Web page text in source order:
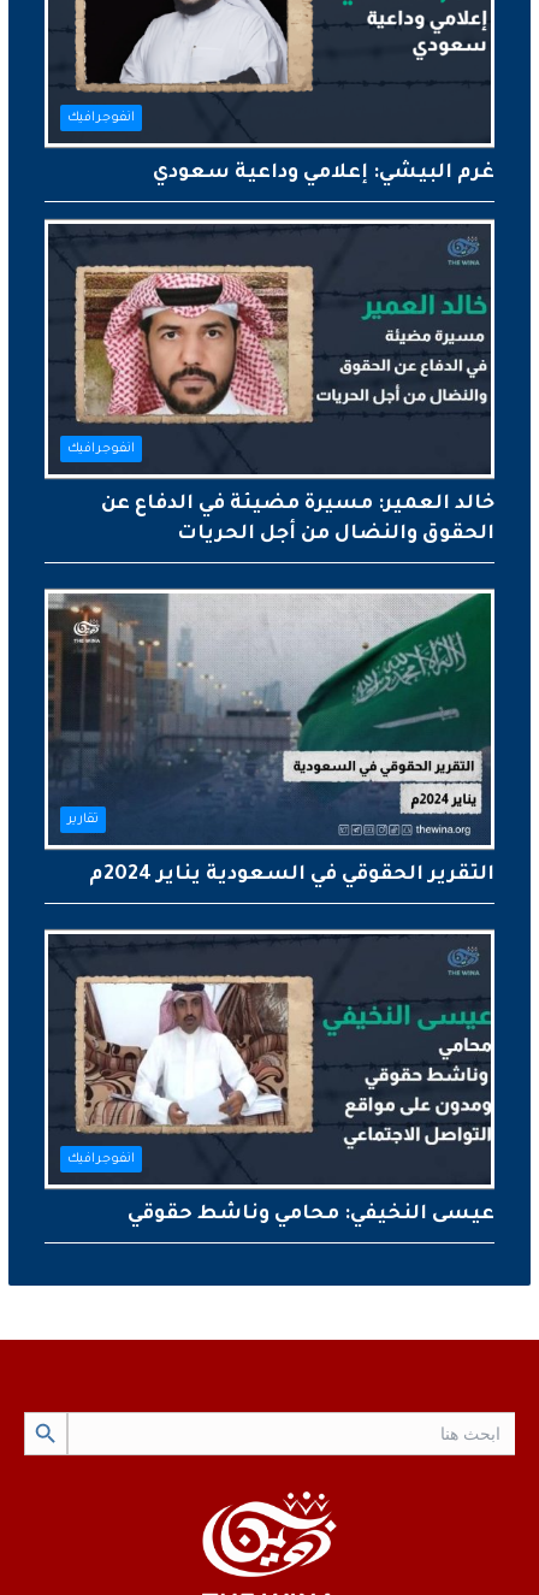
انفوجرافيك
غرم البيشي: إعلامي وداعية سعودي
انفوجرافيك
خالد العمير: مسيرة مضيئة في الدفاع عن
الحقوق والنضال من أجل الحريات
تقارير
التقرير الحقوقي في السعودية يناير 2024م
انفوجرافيك
عيسى النخيفي: محامي وناشط حقوقي
Search Button